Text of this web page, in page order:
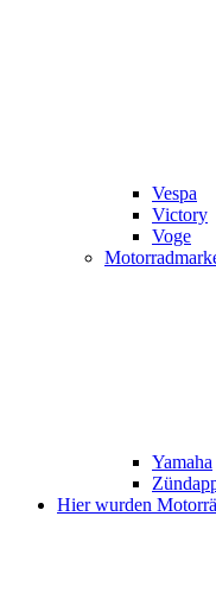
Vespa
Victory
Voge
Yamaha
Hier wurden